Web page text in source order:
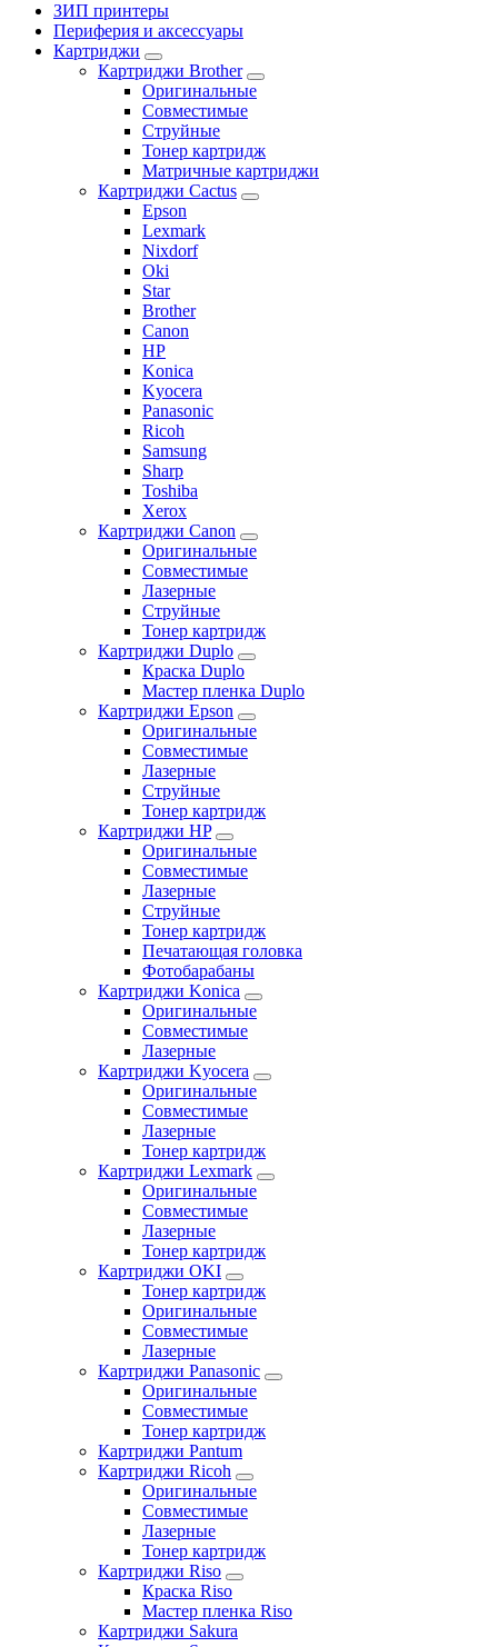
ЗИП принтеры
Периферия и аксессуары
Картриджи
Картриджи Brother
Оригинальные
Совместимые
Струйные
Тонер картридж
Матричные картриджи
Картриджи Cactus
Epson
Lexmark
Nixdorf
Oki
Star
Brother
Canon
HP
Konica
Kyocera
Panasonic
Ricoh
Samsung
Sharp
Toshiba
Xerox
Картриджи Canon
Оригинальные
Совместимые
Лазерные
Струйные
Тонер картридж
Картриджи Duplo
Краска Duplo
Мастер пленка Duplo
Картриджи Epson
Оригинальные
Совместимые
Лазерные
Струйные
Тонер картридж
Картриджи HP
Оригинальные
Совместимые
Лазерные
Струйные
Тонер картридж
Печатающая головка
Фотобарабаны
Картриджи Konica
Оригинальные
Совместимые
Лазерные
Картриджи Kyocera
Оригинальные
Совместимые
Лазерные
Тонер картридж
Картриджи Lexmark
Оригинальные
Совместимые
Лазерные
Тонер картридж
Картриджи OKI
Тонер картридж
Оригинальные
Совместимые
Лазерные
Картриджи Panasonic
Оригинальные
Совместимые
Тонер картридж
Картриджи Pantum
Картриджи Ricoh
Оригинальные
Совместимые
Лазерные
Тонер картридж
Картриджи Riso
Краска Riso
Мастер пленка Riso
Картриджи Sakura